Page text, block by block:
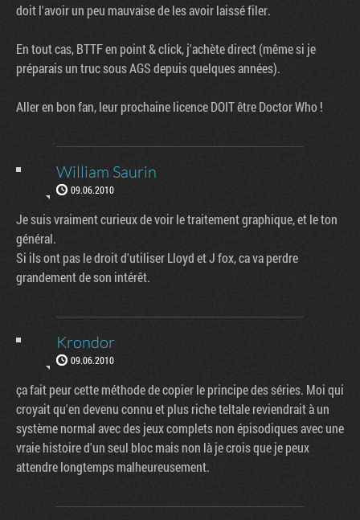
doit l'avoir un peu mauvaise de les avoir laissé filer.
En tout cas, BTTF en point & click, j'achète direct (même si je
préparais un truc sous AGS depuis quelques années).
Aller en bon fan, leur prochaine licence DOIT être Doctor Who !
William Saurin
09.06.2010
Je suis vraiment curieux de voir le traitement graphique, et le ton
général.
Si ils ont pas le droit d'utiliser Lloyd et J fox, ca va perdre
grandement de son intérêt.
Krondor
09.06.2010
ça fait peur cette méthode de copier le principe des séries. Moi qui
croyait qu'en devenu connu et plus riche teltale reviendrait à un
système normal avec des jeux complets non épisodiques avec une
vraie histoire d'un seul bloc mais non là je crois que je peux
attendre longtemps malheureusement.